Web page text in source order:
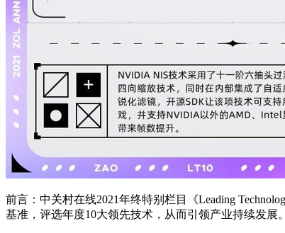
前言：中关村在线2021年终特别栏目《Leading
基准，评选年度10大领先技术，从而引领产业持续发展。